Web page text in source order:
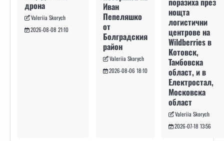
дрона
Valeriia Skorych
2026-08-08 21:10
Иван
Пепеляшко
от
Болградския
район
Valeriia Skorych
2026-08-06 18:10
нощта
логистични
центрове на
Wildberries в
Котовск,
Тамбовска
област, и в
Електростал,
Московска
област
Valeriia Skorych
2026-07-18 13:56